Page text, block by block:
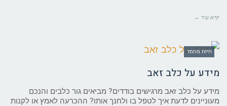
קרא עוד ←
חיות מחמד
מידע על כלב זאב
מידע על כלב זאב מרגישים בודדים? מביאים גור כלבים והנכם
מעוניינים לדעת איך לטפל בו ולחנך אותו? ההכרעה לאמץ או לקנות